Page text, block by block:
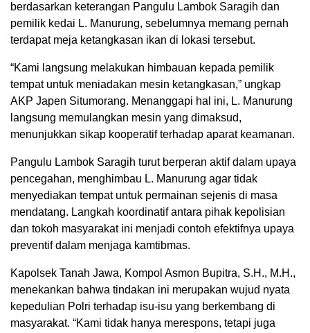
berdasarkan keterangan Pangulu Lambok Saragih dan
pemilik kedai L. Manurung, sebelumnya memang pernah
terdapat meja ketangkasan ikan di lokasi tersebut.
“Kami langsung melakukan himbauan kepada pemilik
tempat untuk meniadakan mesin ketangkasan,” ungkap
AKP Japen Situmorang. Menanggapi hal ini, L. Manurung
langsung memulangkan mesin yang dimaksud,
menunjukkan sikap kooperatif terhadap aparat keamanan.
Pangulu Lambok Saragih turut berperan aktif dalam upaya
pencegahan, menghimbau L. Manurung agar tidak
menyediakan tempat untuk permainan sejenis di masa
mendatang. Langkah koordinatif antara pihak kepolisian
dan tokoh masyarakat ini menjadi contoh efektifnya upaya
preventif dalam menjaga kamtibmas.
Kapolsek Tanah Jawa, Kompol Asmon Bupitra, S.H., M.H.,
menekankan bahwa tindakan ini merupakan wujud nyata
kepedulian Polri terhadap isu-isu yang berkembang di
masyarakat. “Kami tidak hanya merespons, tetapi juga